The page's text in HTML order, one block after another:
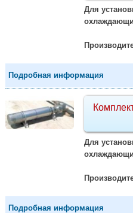
Для
Подробная информация
Для
Подробная информация